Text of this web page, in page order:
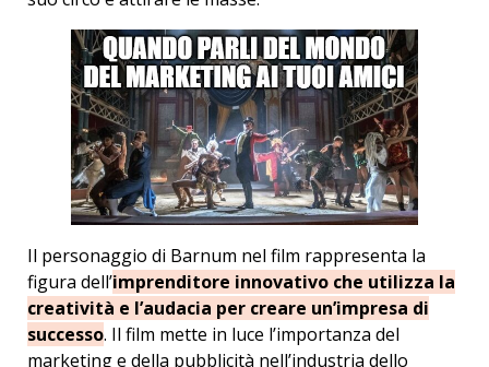
Il personaggio di Barnum nel film rappresenta la
figura dell’imprenditore innovativo che utilizza la
creatività e l’audacia per creare un’impresa di
successo. Il film mette in luce l’importanza del
marketing e della pubblicità nell’industria dello